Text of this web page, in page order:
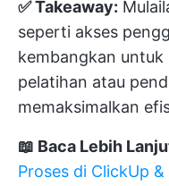
✅ Takeaway:
seperti akses
kembangkan
pelatihan atau
memaksimalkan
📖 Baca Lebih
Proses di ClickUp